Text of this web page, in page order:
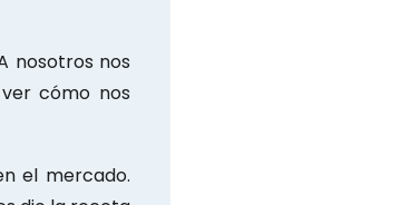
nosotros nos
cómo nos
el mercado.